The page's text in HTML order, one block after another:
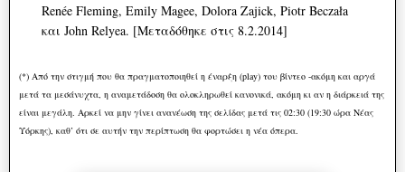
Renée Fleming, Emily Magee, Dolora Zajick, Piotr Beczała
και John Relyea. [Μεταδόθηκε στις 8.2.2014]
(*) Από την στιγμή που θα πραγματοποιηθεί η έναρξη (play) του βίντεο -ακόμη και αργά
μετά τα μεσάνυχτα, η αναμετάδοση θα ολοκληρωθεί κανονικά, ακόμη κι αν η διάρκειά της
είναι μεγάλη. Αρκεί να μην γίνει ανανέωση της σελίδας μετά τις 02:30 (19:30 ώρα Νέας
Υόρκης), καθ’ ότι σε αυτήν την περίπτωση θα φορτώσει η νέα όπερα.